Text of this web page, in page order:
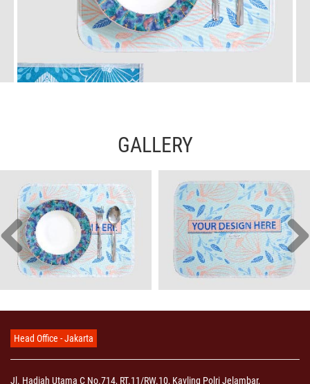
GALLERY
Head Office - Jakarta
Jl. Hadiah Utama C No.714, RT.11/RW.10, Kavling Polri Jelambar,